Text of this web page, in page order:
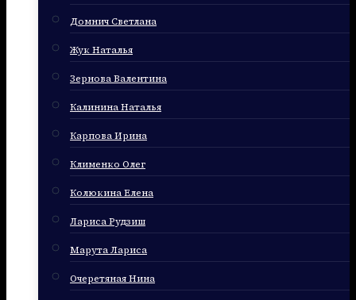
Домнич Светлана
Жук Наталья
Зернова Валентина
Калинина Наталья
Карпова Ирина
Клименко Олег
Колюкина Елена
Лариса Рудзиш
Марута Лариса
Очеретяная Нина